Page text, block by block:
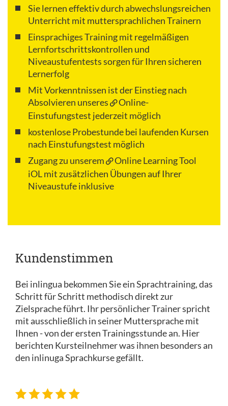
Sie lernen effektiv durch abwechslungsreichen
Unterricht mit muttersprachlichen Trainern
Einsprachiges Training mit regelmäßigen
Lernfortschrittskontrollen und
Niveaustufentests sorgen für Ihren sicheren
Lernerfolg
Mit Vorkenntnissen ist der Einstieg nach
Absolvieren unseres
Online-
Einstufungstest jederzeit möglich
kostenlose Probestunde bei laufenden Kursen
nach Einstufungstest möglich
Zugang zu unserem
Online Learning Tool
iOLmit zusätzlichen Übungen auf Ihrer
Niveaustufe inklusive
Kundenstimmen
Bei inlingua bekommen Sie ein Sprachtraining, das
Schritt für Schritt methodisch direkt zur
Zielsprache führt. Ihr persönlicher Trainer spricht
mit ausschließlich in seiner Muttersprache mit
Ihnen - von der ersten Trainingsstunde an. Hier
berichten Kursteilnehmer was ihnen besonders an
den inlinuga Sprachkurse gefällt.